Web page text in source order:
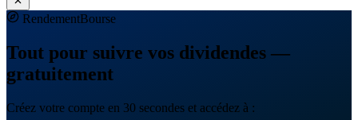
RendementBourse
Tout pour suivre vos dividendes —
gratuitement
Créez votre compte en 30 secondes et accédez à :